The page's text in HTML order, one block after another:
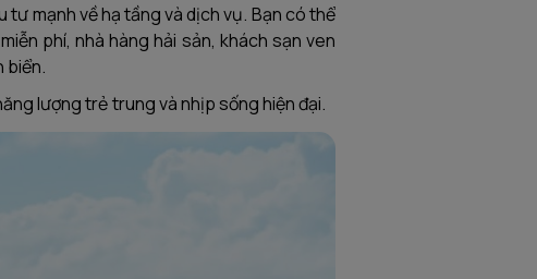
tư mạnh về hạ tầng và dịch vụ. Bạn có thể
phí, nhà hàng hải sản, khách sạn ven
biển.
lượng trẻ trung và nhịp sống hiện đại.